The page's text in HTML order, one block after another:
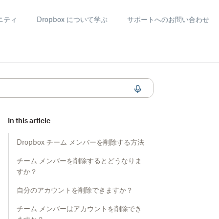
ティ Dropbox について学ぶ サポートへのお問い合わせ
In this article
Dropbox チーム メンバーを削除する方法
チーム メンバーを削除するとどうなりま
すか？
自分のアカウントを削除できますか？
チーム メンバーはアカウントを削除でき